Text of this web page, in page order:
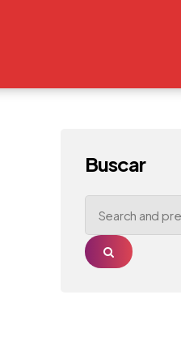
Buscar
Search
for:
Search